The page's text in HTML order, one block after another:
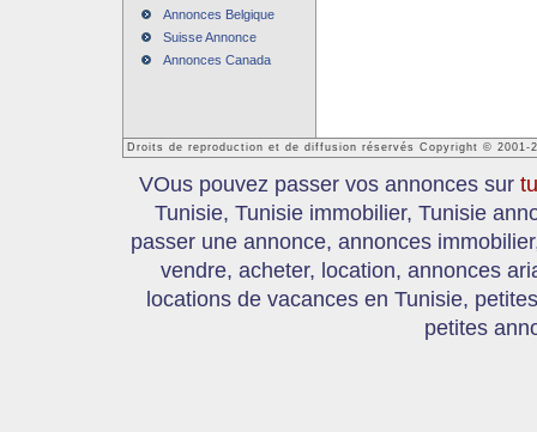
Annonces Belgique
Suisse Annonce
Annonces Canada
Droits de reproduction et de diffusion réservés Copyright © 2001-
VOus pouvez passer vos annonces sur
Tunisie, Tunisie immobilier, Tunisie
passer une annonce, annonces
vendre, acheter, location, annonces
locations de vacances en Tunisie,
petites